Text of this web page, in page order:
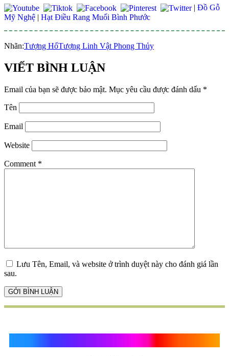
| Đồ Gỗ
Mỹ Nghệ | Hạt Điều Rang Muối Bình Phước
Nhãn:Tượng HổTượng Linh Vật Phong Thủy
VIẾT BÌNH LUẬN
Email của bạn sẽ được bảo mật. Mục yêu cầu được đánh dấu *
Tên
Email
Website
Comment *
Lưu Tên, Email, và website ở trình duyệt này cho đánh giá lần
sau.